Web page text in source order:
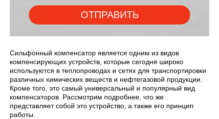
ОТПРАВИТЬ
Сильфонный компенсатор является одним из видов
компенсирующих устройств, которые сегодня широко
используются в теплопроводах и сетях для транспортировки
различных химических веществ и нефтегазовой продукции.
Кроме того, это самый универсальный и популярный вид
компенсаторов. Рассмотрим подробнее, что же
представляет собой это устройство, а также его принцип
работы.